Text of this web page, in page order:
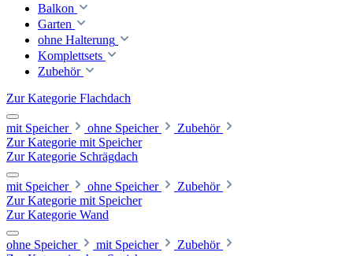
Balkon
Garten
ohne Halterung
Komplettsets
Zubehör
Zur Kategorie Flachdach
mit Speicher ohne Speicher
Zubehör
Zur Kategorie mit Speicher
Zur Kategorie Schrägdach
mit Speicher ohne Speicher
Zubehör
Zur Kategorie mit Speicher
Zur Kategorie Wand
ohne Speicher mit Speicher
Zubehör